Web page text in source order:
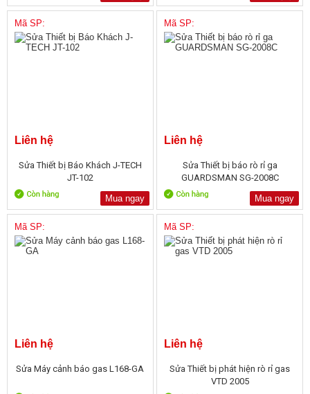
Mã SP:
Liên hệ
Sửa Thiết bị Báo Khách J-TECH
JT-102
Mua ngay
Mã SP:
Liên hệ
Sửa Thiết bị báo rò rỉ ga
GUARDSMAN SG-2008C
Mua ngay
Mã SP:
Liên hệ
Sửa Máy cảnh báo gas L168-GA
Mã SP:
Liên hệ
Sửa Thiết bị phát hiện rò rỉ gas
VTD 2005